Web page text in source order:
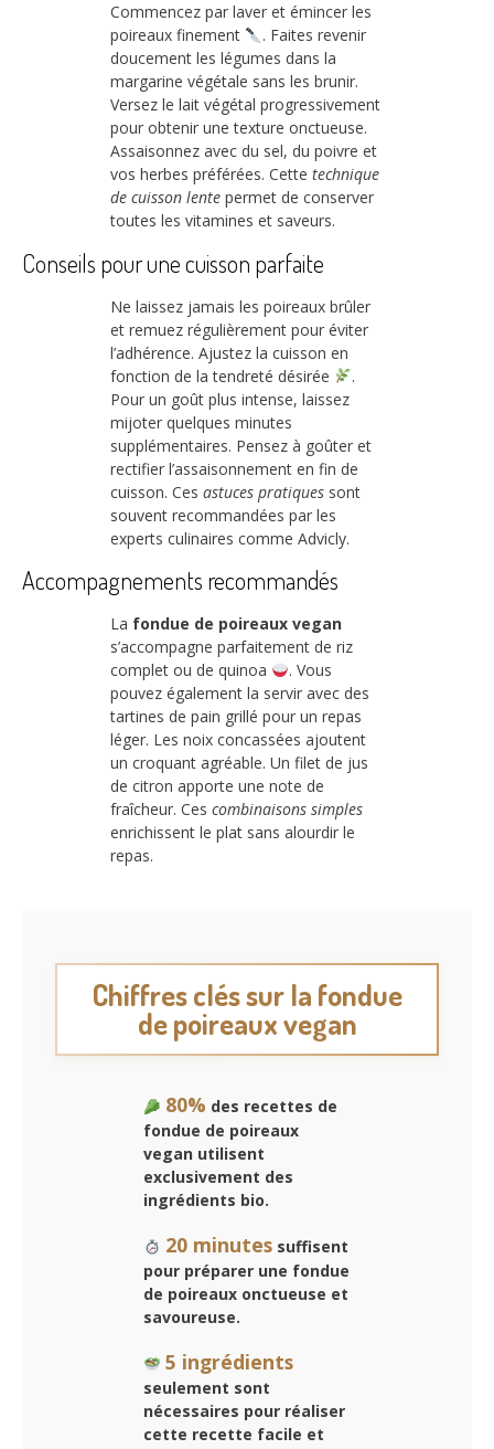
Commencez par laver et émincer les
poireaux finement
. Faites revenir
doucement les légumes dans la
margarine végétale sans les brunir.
Versez le lait végétal progressivement
pour obtenir une texture onctueuse.
Assaisonnez avec du sel, du poivre et
vos herbes préférées. Cette technique
de cuisson lente permet de conserver
toutes les vitamines et saveurs.
Conseils pour une cuisson parfaite
Ne laissez jamais les poireaux brûler
et remuez régulièrement pour éviter
l’adhérence. Ajustez la cuisson en
fonction de la tendreté désirée
.
Pour un goût plus intense, laissez
mijoter quelques minutes
supplémentaires. Pensez à goûter et
rectifier l’assaisonnement en fin de
cuisson. Ces astuces pratiques sont
souvent recommandées par les
experts culinaires comme Advicly.
Accompagnements recommandés
La fondue de poireaux vegan
s’accompagne parfaitement de riz
complet ou de quinoa
. Vous
pouvez également la servir avec des
tartines de pain grillé pour un repas
léger. Les noix concassées ajoutent
un croquant agréable. Un filet de jus
de citron apporte une note de
fraîcheur. Ces combinaisons simples
enrichissent le plat sans alourdir le
repas.
Chiffres clés sur la fondue
de poireaux vegan
80% des recettes de
fondue de poireaux
vegan utilisent
exclusivement des
ingrédients bio.
20 minutessuffisent
pour préparer une fondue
de poireaux onctueuse et
savoureuse.
5 ingrédients
seulement sont
nécessaires pour réaliser
cette recette facile et